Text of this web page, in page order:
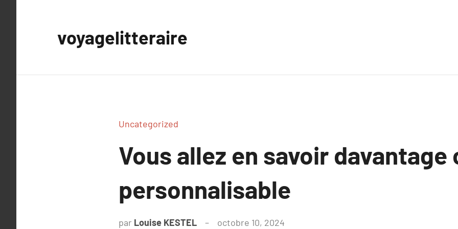
voyagelitteraire
Uncategorized
Vous allez en savoir davantage
personnalisable
par Louise KESTEL octobre 10, 2024